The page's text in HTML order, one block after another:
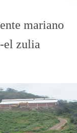
mariano
el zulia